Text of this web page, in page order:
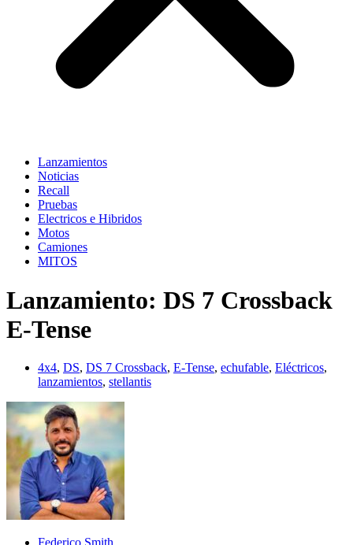
Lanzamientos
Noticias
Recall
Pruebas
Electricos e Hibridos
Motos
Camiones
MITOS
Lanzamiento: DS 7 Crossback
E-Tense
4x4, DS, DS 7 Crossback, E-Tense, echufable, Eléctricos,
lanzamientos, stellantis